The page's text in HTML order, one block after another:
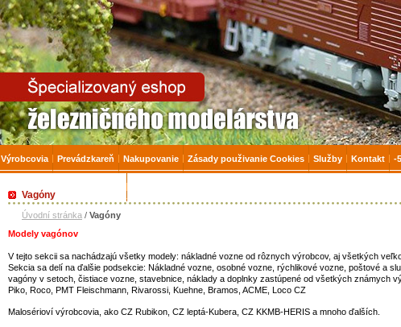
Vagóny
Úvodní stránka / Vagóny
Modely vagónov
V tejto sekcii sa nachádzajú všetky modely: nákladné vozne od rôznych výrobcov, aj všetkých
Sekcia sa delí na ďalšie podsekcie: Nákladné vozne , osobné vozne, rýchlikové vozne poštové a
vagóny v setoch čistiace vozne, stavebnice, náklady a doplnky zastúpené od všetkých známych
Piko, Roco, PMT Fleischmann, Rivarossi, Kuehne, Bramos ACME, Loco CZ
Malosérioví výrobcovia, ako CZ Rubikon, CZ leptá-Kubera, CZ KKMB-HERIS a mnoho ďalších.
Železničné modelárstvo, modely, TT, H0, mašinky
Výrobcovia Prevádzkareň Nakupovanie Zásady použivanie Cookies Služby Kontakt -